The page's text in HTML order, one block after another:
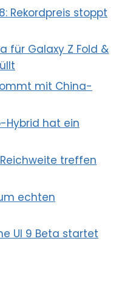
Rekordpreis stoppt
für Galaxy Z Fold &
mit China-
Hybrid hat ein
treffen
echten
UI 9 Beta startet